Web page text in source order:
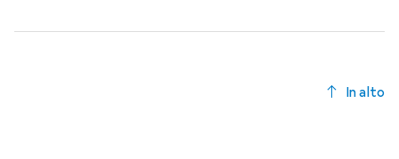
In alto